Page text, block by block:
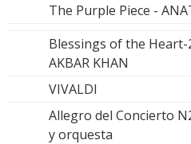
The Purple Piece -
Blessings of the Heart-
AKBAR KHAN
VIVALDI
Allegro del Concierto
y orquesta